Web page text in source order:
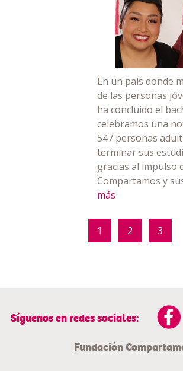
En un país donde
de las personas
ha concluido el
celebramos una
547 personas
terminar sus
gracias al impulso
Compartamos y
más
1 2 3
Síguenos en redes sociales:
Fundación